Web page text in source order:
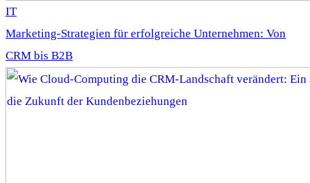
IT
Marketing-Strategien für erfolgreiche Unternehmen: Von
CRM bis B2B